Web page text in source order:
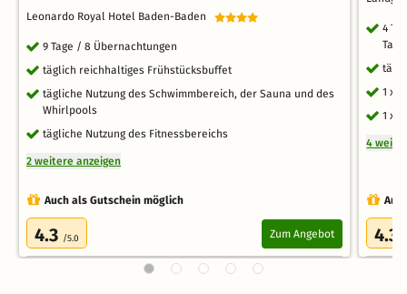
Leonardo Royal Hotel Baden-Baden
9 Tage / 8 Übernachtungen
täglich reichhaltiges Frühstücksbuffet
tägliche Nutzung des Schwimmbereich, der Sauna und des
Whirlpools
tägliche Nutzung des Fitnessbereichs
2 weitere anzeigen
Auch als Gutschein möglich
4.3 /5.0 Zum Angebot
4
1 x
1 x
4
4.3